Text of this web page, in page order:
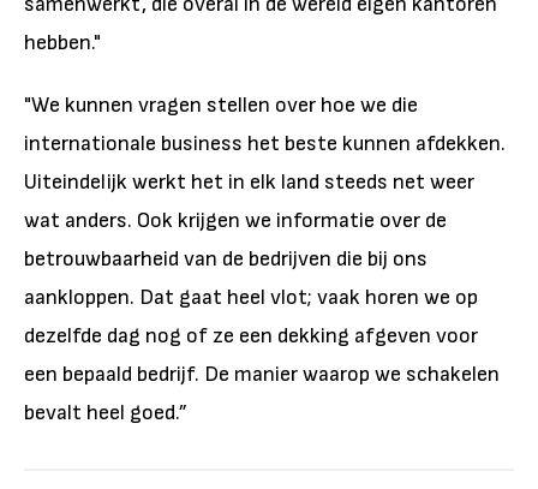
hebben."
"We kunnen vragen stellen over hoe we die
internationale business het beste kunnen afdekken.
Uiteindelijk werkt het in elk land steeds net weer
wat anders. Ook krijgen we informatie over de
betrouwbaarheid van de bedrijven die bij ons
aankloppen. Dat gaat heel vlot; vaak horen we op
dezelfde dag nog of ze een dekking afgeven voor
een bepaald bedrijf. De manier waarop we schakelen
bevalt heel goed.”